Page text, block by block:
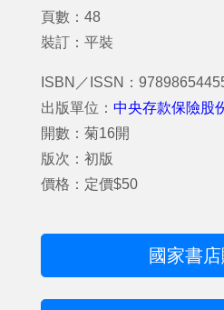
頁數：48
裝訂：平裝
ISBN／ISSN：
出版單位： 中央存款保險股
開數：菊16開
版次：初版
價格：定價$50
國家書